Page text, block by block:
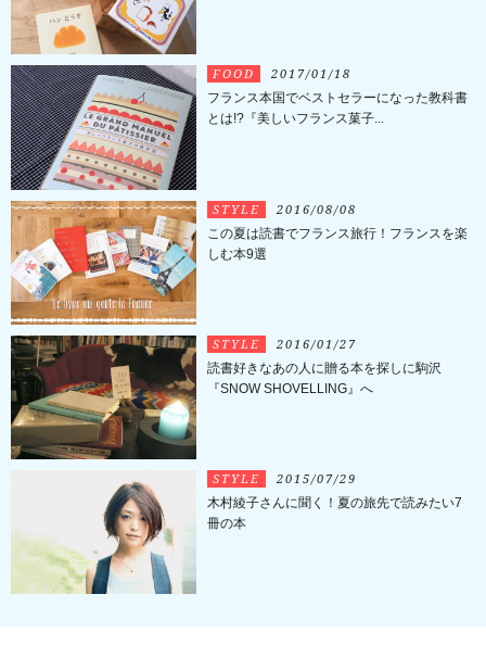
FOOD 2017/01/18
フランス本国でベストセラーになった教科書
とは!?『美しいフランス菓子...
STYLE 2016/08/08
この夏は読書でフランス旅行！フランスを楽
しむ本9選
STYLE 2016/01/27
読書好きなあの人に贈る本を探しに駒沢
『SNOW SHOVELLING』へ
STYLE 2015/07/29
木村綾子さんに聞く！夏の旅先で読みたい7
冊の本